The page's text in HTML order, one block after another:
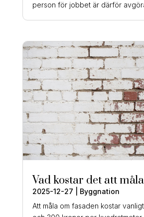
person för jobbet är därför
Vad kostar det att
2025-12-27
Byggnation
Att måla om fasaden kostar